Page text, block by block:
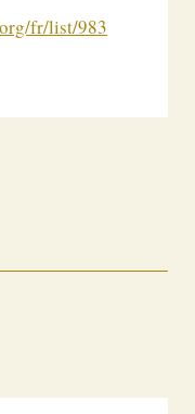
fr/list/983